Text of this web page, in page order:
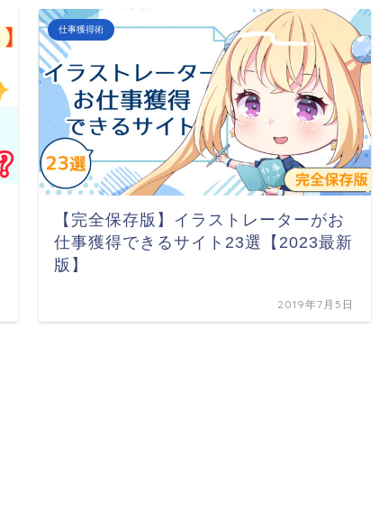
仕事獲得術
【完全保存版】イラストレーターがお
仕事獲得できるサイト23選【2023最新
版】
2019年7月5日